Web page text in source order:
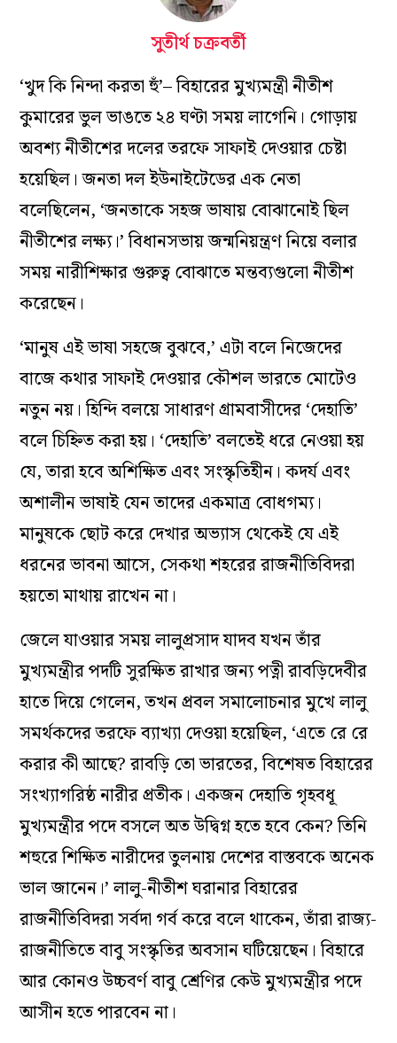
সুতীর্থ চক্রবর্তী
‘খুদ কি নিন্দা করতা হুঁ’– বিহারের মুখ‌্যমন্ত্রী নীতীশ
কুমারের ভুল ভাঙতে ২৪ ঘণ্টা সময় লাগেনি। গোড়ায়
অবশ‌্য নীতীশের দলের তরফে সাফাই দেওয়ার চেষ্টা
হয়েছিল। জনতা দল ইউনাইটেডের এক নেতা
বলেছিলেন, ‘জনতাকে সহজ ভাষায় বোঝানোই ছিল
নীতীশের লক্ষ‌্য।’ বিধানসভায় জন্মনিয়ন্ত্রণ নিয়ে বলার
সময় নারীশিক্ষার গুরুত্ব বোঝাতে মন্তব‌্যগুলো নীতীশ
করেছেন।
‘মানুষ এই ভাষা সহজে বুঝবে,’ এটা বলে নিজেদের
বাজে কথার সাফাই দেওয়ার কৌশল ভারতে মোটেও
নতুন নয়। হিন্দি বলয়ে সাধারণ গ্রামবাসীদের ‘দেহাতি’
বলে চিহ্নিত করা হয়। ‘দেহাতি’ বলতেই ধরে নেওয়া হয়
যে, তারা হবে অশিক্ষিত এবং সংস্কৃতিহীন। কদর্য এবং
অশালীন ভাষাই যেন তাদের একমাত্র বোধগম‌্য।
মানুষকে ছোট করে দেখার অভ‌্যাস থেকেই যে এই
ধরনের ভাবনা আসে, সেকথা শহরের রাজনীতিবিদরা
হয়তো মাথায় রাখেন না।
জেলে যাওয়ার সময় লালুপ্রসাদ যাদব যখন তাঁর
মুখ‌্যমন্ত্রীর পদটি সুরক্ষিত রাখার জন‌্য পত্নী রাবড়িদেবীর
হাতে দিয়ে গেলেন, তখন প্রবল সমালোচনার মুখে লালু
সমর্থকদের তরফে ব‌্যাখ‌্যা দেওয়া হয়েছিল, ‘এতে রে রে
করার কী আছে? রাবড়ি তো ভারতের, বিশেষত বিহারের
সংখ‌্যাগরিষ্ঠ নারীর প্রতীক। একজন দেহাতি গৃহবধূ
মুখ‌্যমন্ত্রীর পদে বসলে অত উদ্বিগ্ন হতে হবে কেন? তিনি
শহুরে শিক্ষিত নারীদের তুলনায় দেশের বাস্তবকে অনেক
ভাল জানেন।’ লালু-নীতীশ ঘরানার বিহারের
রাজনীতিবিদরা সর্বদা গর্ব করে বলে থাকেন, তাঁরা রাজ‌্য-
রাজনীতিতে বাবু সংস্কৃতির অবসান ঘটিয়েছেন। বিহারে
আর কোনও উচ্চবর্ণ বাবু শ্রেণির কেউ মুখ‌্যমন্ত্রীর পদে
আসীন হতে পারবেন না।